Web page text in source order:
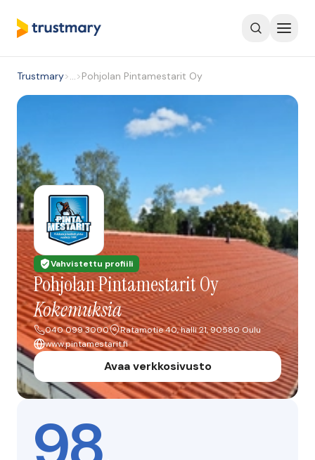
Trustmary>…>Pohjolan Pintamestarit Oy
Vahvistettu profiili
Pohjolan Pintamestarit Oy
Kokemuksia
040 099 3000
Ratamotie 40, halli 21, 90580 Oulu
www.pintamestarit.fi
Avaa verkkosivusto